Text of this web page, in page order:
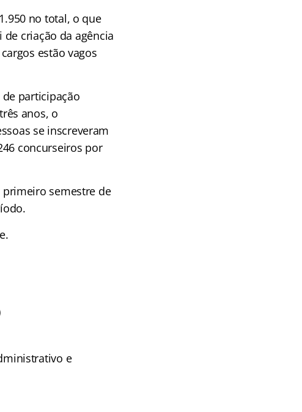
no total, o que
criação da agência
estão vagos
participação
anos, o
se inscreveram
concurseiros por
primeiro semestre de
e